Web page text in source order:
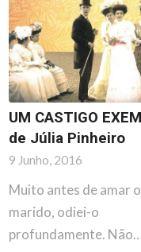
UM CASTIGO
de Júlia Pinheiro
9 Junho, 2016
Muito antes de amar
marido, odiei-o
profundamente.